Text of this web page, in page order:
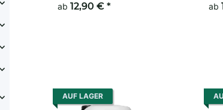
Grow Finish
ab 12,90 € *
ab
AUF LAGER